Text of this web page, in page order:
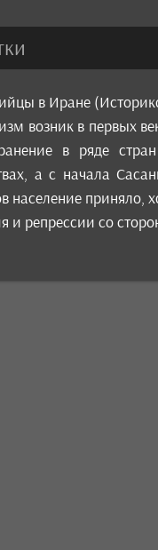
в Иране
возник в первых
в ряде
а с начала
население приняло,
и репрессии со